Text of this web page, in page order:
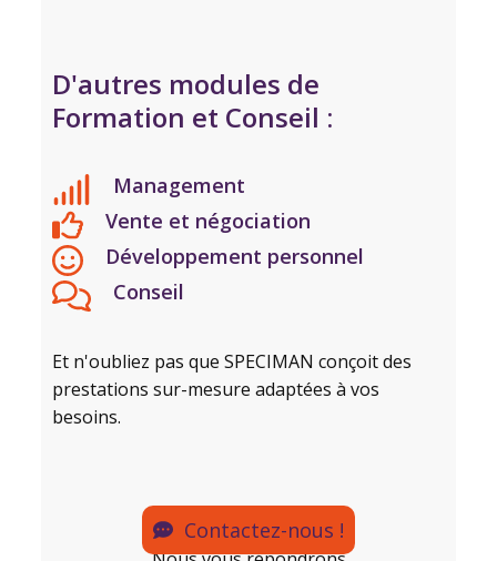
D'autres modules de
Formation et Conseil :
Management
Vente et négociation
Développement personnel
Conseil
Et n'oubliez pas que SPECIMAN conçoit des
prestations sur-mesure adaptées à vos
besoins.
Contactez-nous !